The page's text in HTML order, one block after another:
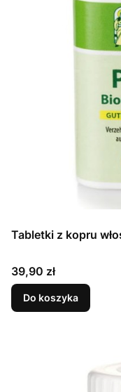
Tabletki z kopru
Cena
39,90 zł
Do koszyka